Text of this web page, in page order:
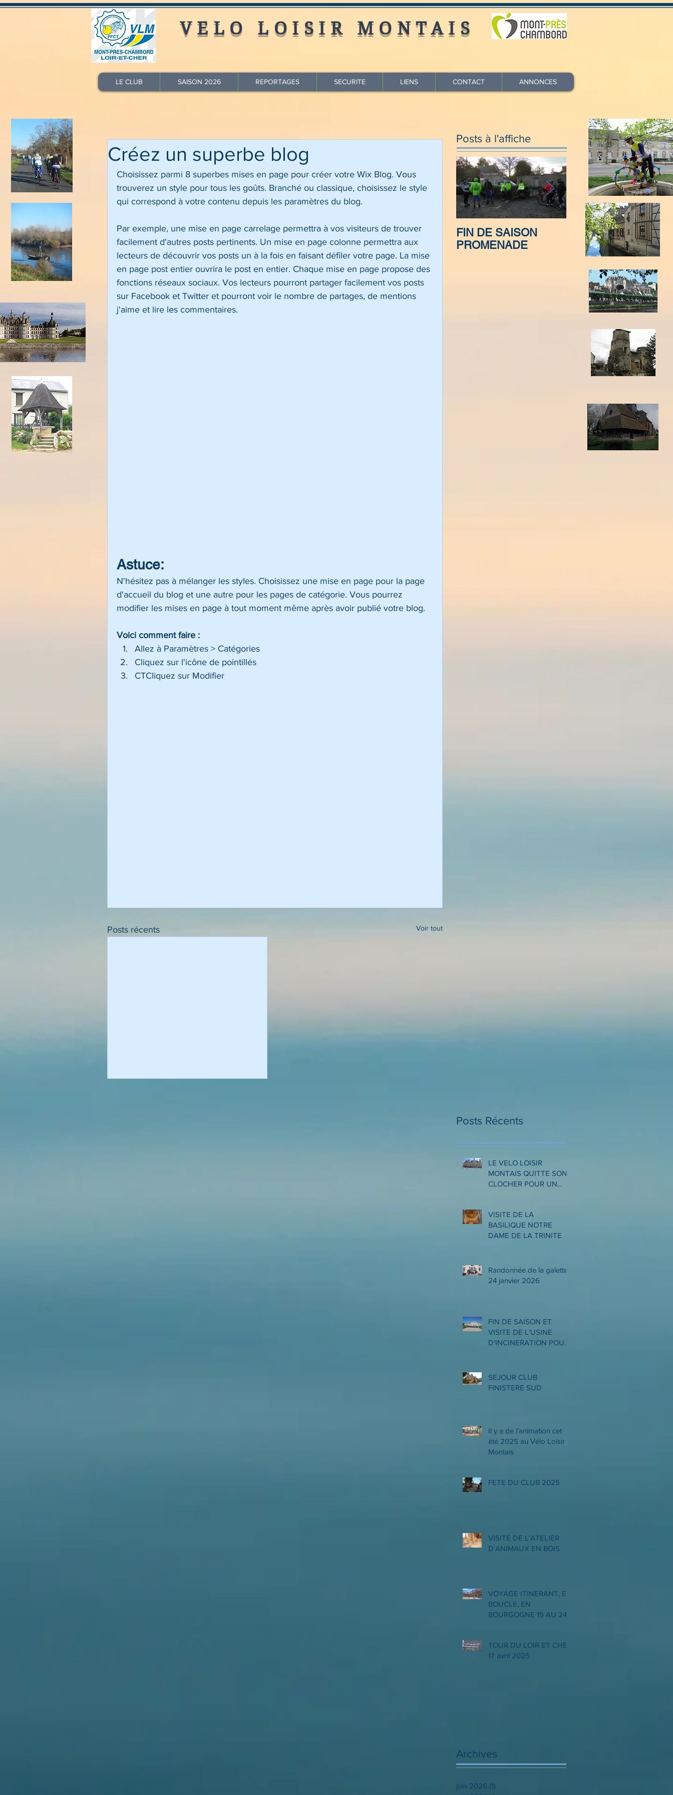
VELO LOISIR MONTAIS
LE CLUB SAISON 2026 REPORTAGES SECURITE LIENS CONTACT ANNONCES
Créez un superbe blog
Choisissez parmi 8 superbes mises en page pour créer votre Wix Blog. Vous
trouverez un style pour tous les goûts. Branché ou classique, choisissez le style
qui correspond à votre contenu depuis les paramètres du blog.
Par exemple, une mise en page carrelage permettra à vos visiteurs de trouver
facilement d'autres posts pertinents. Un mise en page colonne permettra aux
lecteurs de découvrir vos posts un à la fois en faisant défiler votre page. La mise
en page post entier ouvrira le post en entier. Chaque mise en page propose des
fonctions réseaux sociaux. Vos lecteurs pourront partager facilement vos posts
sur Facebook et Twitter et pourront voir le nombre de partages, de mentions
j'aime et lire les commentaires.
Astuce:
N'hésitez pas à mélanger les styles. Choisissez une mise en page pour la page
d'accueil du blog et une autre pour les pages de catégorie. Vous pourrez
modifier les mises en page à tout moment même après avoir publié votre blog.
Voici comment faire :
Allez à Paramètres > Catégories
Cliquez sur l'icône de pointillés
CTCliquez sur Modifier
Posts récents Voir tout
Posts à l'affiche
FIN DE SAISON
PROMENADE
SORTIE CLUB A
MOISSAC
Posts Récents
LE VELO LOISIR
MONTAIS QUITTE SON
CLOCHER POUR UN
ARDENNES ET DE LA
MEUSE
VISITE DE LA
BASILIQUE NOTRE
DAME DE LA TRINITE
Randonnée de la galette
24 janvier 2026
FIN DE SAISON ET
VISITE DE L’USINE
D’INCINERATION POUR
SEJOUR CLUB
FINISTERE SUD
Il y a de l’animation cet
été 2025 au Vélo Loisir
Montais
FETE DU CLUB 2025
VISITE DE L’ATELIER
D’ANIMAUX EN BOIS
VOYAGE ITINERANT, EN
BOUCLE, EN
BOURGOGNE 19 AU 24
TOUR DU LOIR ET CHER
17 avril 2025
Archives
juin 2026 (1)